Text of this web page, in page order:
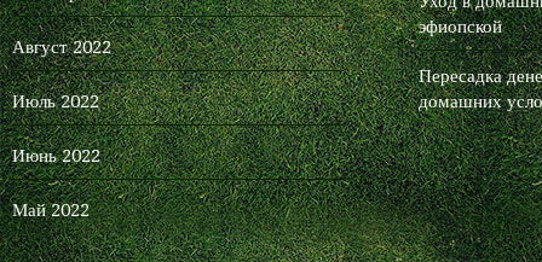
Август 2022
Июль 2022
Июнь 2022
Май 2022
эфиопской
Пересадка
домашних